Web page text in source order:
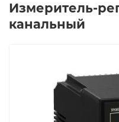
Измеритель-
канальный